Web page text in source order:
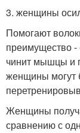
3. женщины
Помогают
преимущество -
чинит мышцы и
женщины могут
Женщины
сравнению с